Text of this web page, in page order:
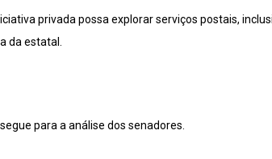
privada possa explorar serviços postais,
da estatal.
para a análise dos senadores.